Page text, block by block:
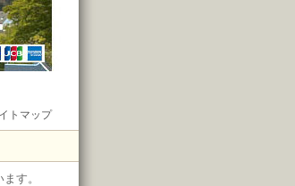
トマップ
す。